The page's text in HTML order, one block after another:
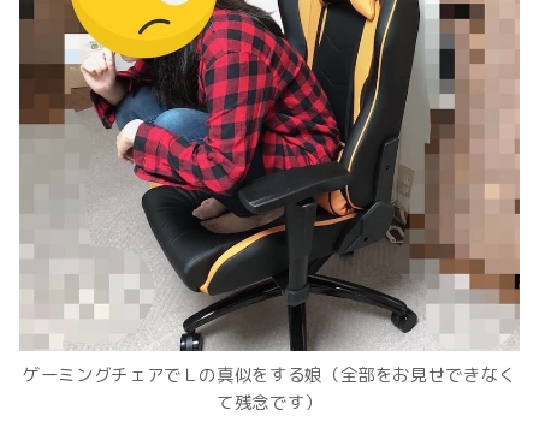
ゲーミングチェアでＬの真似をする娘（全部をお見せできなく
て残念です）